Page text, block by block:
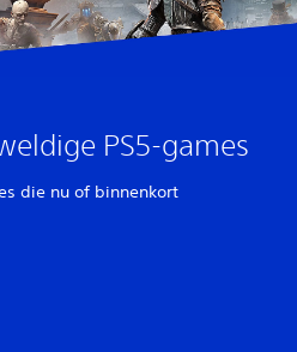
PS5-games
die nu of binnenkort